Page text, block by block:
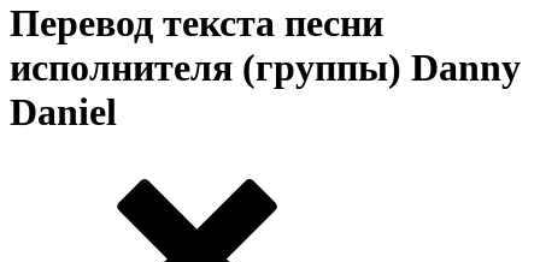
Перевод текста песни
исполнителя (группы) Danny
Daniel